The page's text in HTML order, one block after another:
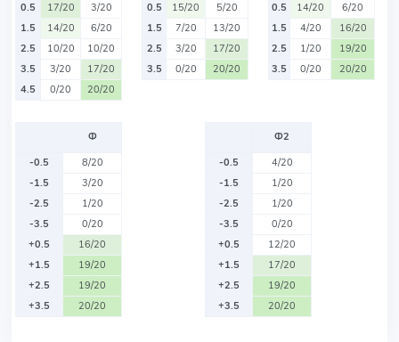
0.5
17/20
3/20
1.5
14/20
6/20
2.5
10/20
10/20
3.5
3/20
17/20
4.5
0/20 20/20
0.5
15/20
5/20
1.5
7/20
13/20
2.5
3/20
17/20
3.5
0/20 20/20
0.5
14/20
6/20
1.5
4/20
16/20
2.5
1/20
19/20
3.5
0/20 20/20
Ф
-0.5
8/20
-1.5
3/20
-2.5
1/20
-3.5
0/20
+0.5
16/20
+1.5
19/20
+2.5
19/20
+3.5
20/20
Ф2
-0.5
4/20
-1.5
1/20
-2.5
1/20
-3.5
0/20
+0.5
12/20
+1.5
17/20
+2.5
19/20
+3.5
20/20